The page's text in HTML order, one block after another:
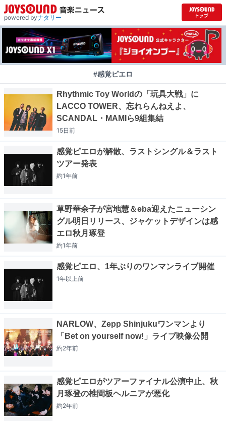
powered byナタリー
#感覚ピエロ
Rhythmic Toy Worldの「玩具大戦」に
LACCO TOWER、忘れらんねえよ、
SCANDAL・MAMIら9組集結
15日前
感覚ピエロが解散、ラストシングル＆ラスト
ツアー発表
約1年前
草野華余子が宮地慧＆eba迎えたニューシン
グル明日リリース、ジャケットデザインは感
エロ秋月琢登
約1年前
感覚ピエロ、1年ぶりのワンマンライブ開催
1年以上前
NARLOW、Zepp Shinjukuワンマンより
「Bet on yourself now!」ライブ映像公開
約2年前
感覚ピエロがツアーファイナル公演中止、秋
月琢登の椎間板ヘルニアが悪化
約2年前